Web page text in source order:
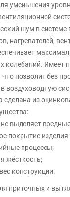
уменьшения
шум в системе
нагревателей,
колебаний. Имеет
что позволит без
воздуховодную
сделана из
выделяет
покрытие изделия
процессы;
жёсткость;
конструкции.
приточных и